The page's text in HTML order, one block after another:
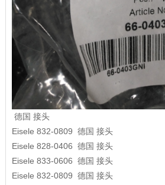
德国 接头
Eisele 832-0809 德国 接头
Eisele 828-0406 德国 接头
Eisele 833-0606 德国 接头
Eisele 832-0809 德国 接头